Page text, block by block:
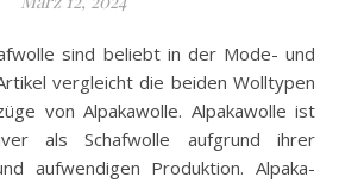
vergleicht die beiden Wolltypen
von Alpakawolle. Alpakawolle ist
als Schafwolle aufgrund ihrer
aufwendigen Produktion. Alpaka-